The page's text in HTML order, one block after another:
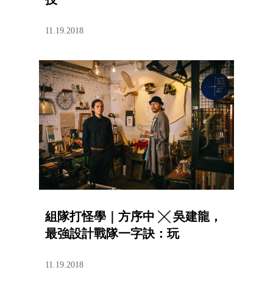
11.19.2018
組隊打怪學｜方序中 ╳ 吳建龍，
最強設計戰隊一字訣：玩
11.19.2018